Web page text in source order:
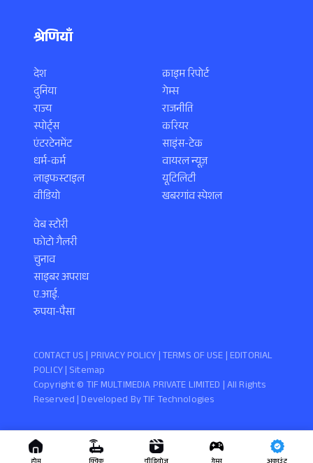
श्रेणियाँ
देश
दुनिया
राज्य
स्पोर्ट्स
एंटरटेनमेंट
धर्म-कर्म
लाइफस्टाइल
वीडियो
क्राइम रिपोर्ट
गेम्स
राजनीति
करियर
साइंस-टेक
वायरल न्यूज़
यूटिलिटी
खबरगांव स्पेशल
वेब स्टोरी
फोटो गैलरी
चुनाव
साइबर अपराध
ए.आई.
रुपया-पैसा
Copyright ©️ TIF MULTIMEDIA PRIVATE LIMITED | All Rights
Reserved | Developed ByTIF Technologies
CONTACT US | PRIVACY POLICY |TERMS OF USE | EDITORIAL
POLICY| Sitemap